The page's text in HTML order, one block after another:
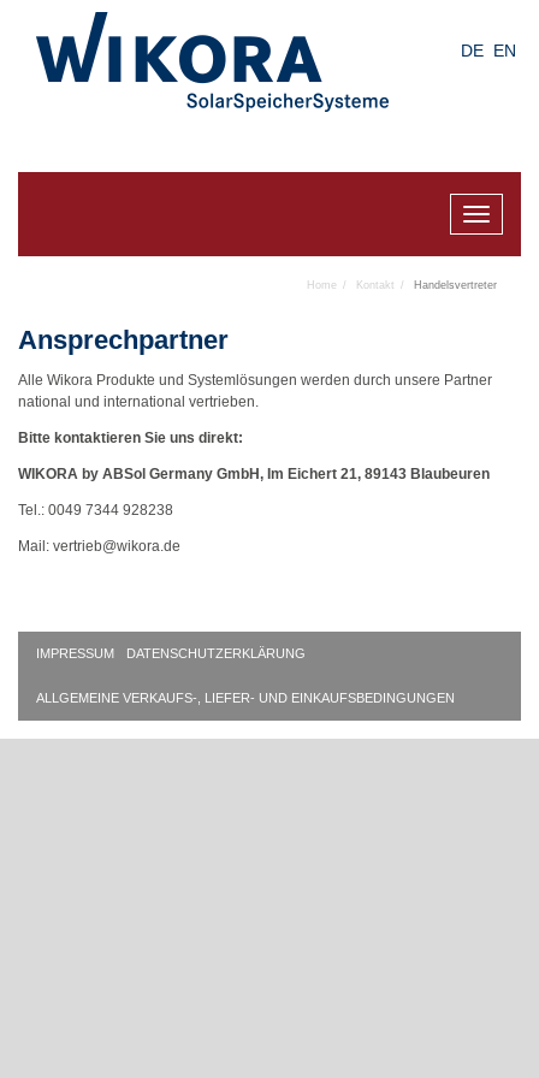
DE EN
Toggle
Home Kontakt Handelsvertreter
Ansprechpartner
Alle Wikora Produkte und Systemlösungen werden durch unsere Partner
national und international vertrieben.
Bitte kontaktieren Sie uns direkt:
WIKORA by ABSol Germany GmbH, Im Eichert 21, 89143 Blaubeuren
Tel.: 0049 7344 928238
Mail: vertrieb@wikora.de
IMPRESSUM DATENSCHUTZERKLÄRUNG
ALLGEMEINE VERKAUFS-, LIEFER- UND EINKAUFSBEDINGUNGEN